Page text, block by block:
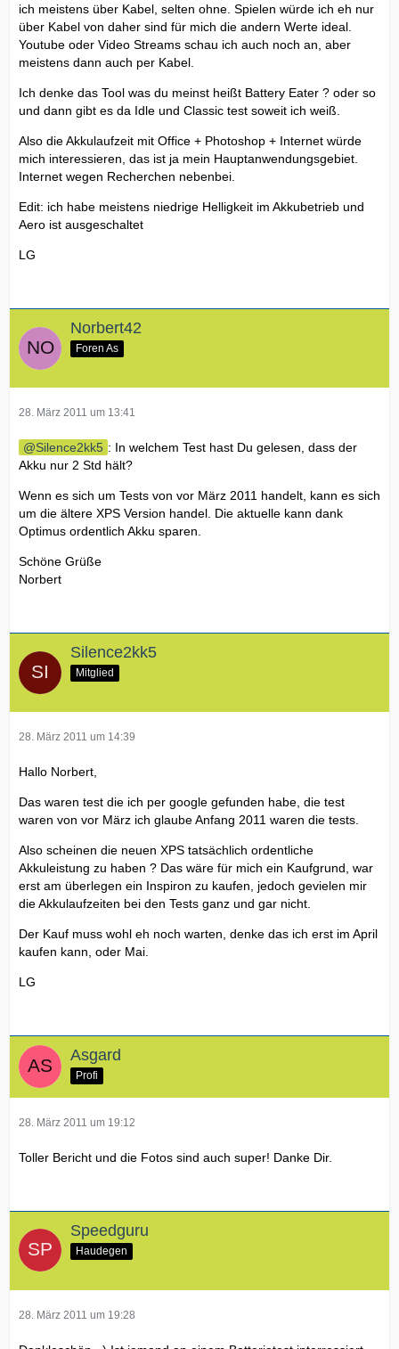
ich meistens über Kabel, selten ohne. Spielen würde ich eh nur
über Kabel von daher sind für mich die andern Werte ideal.
Youtube oder Video Streams schau ich auch noch an, aber
meistens dann auch per Kabel.
Ich denke das Tool was du meinst heißt Battery Eater ? oder so
und dann gibt es da Idle und Classic test soweit ich weiß.
Also die Akkulaufzeit mit Office + Photoshop + Internet würde
mich interessieren, das ist ja mein Hauptanwendungsgebiet.
Internet wegen Recherchen nebenbei.
Edit: ich habe meistens niedrige Helligkeit im Akkubetrieb und
Aero ist ausgeschaltet
LG
Norbert42
Foren As
28. März 2011 um 13:41
Silence2kk5 : In welchem Test hast Du gelesen, dass der
Akku nur 2 Std hält?
Wenn es sich um Tests von vor März 2011 handelt, kann es sich
um die ältere XPS Version handel. Die aktuelle kann dank
Optimus ordentlich Akku sparen.
Schöne Grüße
Norbert
Silence2kk5
Mitglied
28. März 2011 um 14:39
Hallo Norbert,
Das waren test die ich per google gefunden habe, die test
waren von vor März ich glaube Anfang 2011 waren die tests.
Also scheinen die neuen XPS tatsächlich ordentliche
Akkuleistung zu haben ? Das wäre für mich ein Kaufgrund, war
erst am überlegen ein Inspiron zu kaufen, jedoch gevielen mir
die Akkulaufzeiten bei den Tests ganz und gar nicht.
Der Kauf muss wohl eh noch warten, denke das ich erst im April
kaufen kann, oder Mai.
LG
Asgard
Profi
28. März 2011 um 19:12
Toller Bericht und die Fotos sind auch super! Danke Dir.
Speedguru
Haudegen
28. März 2011 um 19:28